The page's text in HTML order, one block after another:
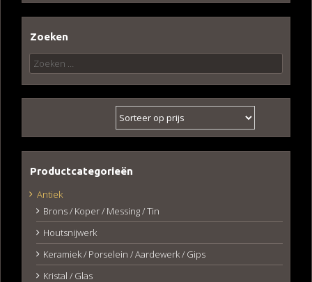
Zoeken
Zoeken
naar:
Productcategorieën
Antiek
Brons / Koper / Messing / Tin
Houtsnijwerk
Keramiek / Porselein / Aardewerk / Gips
Kristal / Glas